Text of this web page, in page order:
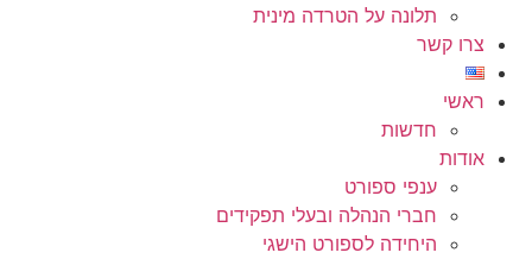
תלונה על הטרדה מינית
צרו קשר
ראשי
חדשות
אודות
ענפי ספורט
חברי הנהלה ובעלי תפקידים
היחידה לספורט הישגי